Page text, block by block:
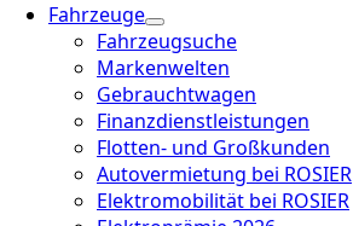
Fahrzeuge
Fahrzeugsuche
Markenwelten
Gebrauchtwagen
Finanzdienstleistungen
Flotten- und Großkunden
Autovermietung bei ROSIER
Elektromobilität bei ROSIER